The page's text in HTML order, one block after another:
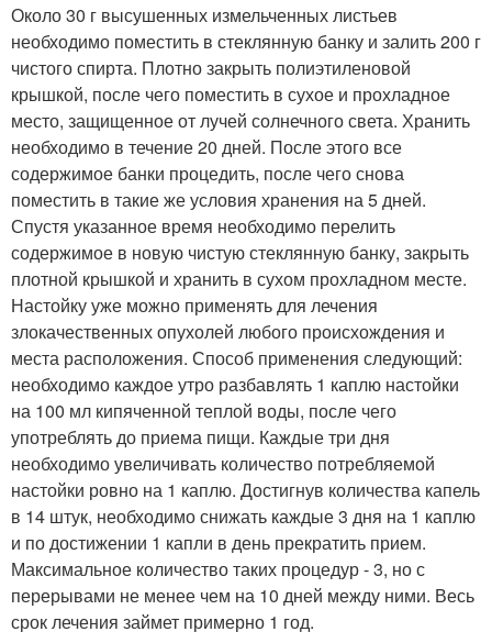
Около 30 г высушенных измельченных листьев
необходимо поместить в стеклянную банку и залить 200 г
чистого спирта. Плотно закрыть полиэтиленовой
крышкой, после чего поместить в сухое и прохладное
место, защищенное от лучей солнечного света. Хранить
необходимо в течение 20 дней. После этого все
содержимое банки процедить, после чего снова
поместить в такие же условия хранения на 5 дней.
Спустя указанное время необходимо перелить
содержимое в новую чистую стеклянную банку, закрыть
плотной крышкой и хранить в сухом прохладном месте.
Настойку уже можно применять для лечения
злокачественных опухолей любого происхождения и
места расположения. Способ применения следующий:
необходимо каждое утро разбавлять 1 каплю настойки
на 100 мл кипяченной теплой воды, после чего
употреблять до приема пищи. Каждые три дня
необходимо увеличивать количество потребляемой
настойки ровно на 1 каплю. Достигнув количества капель
в 14 штук, необходимо снижать каждые 3 дня на 1 каплю
и по достижении 1 капли в день прекратить прием.
Максимальное количество таких процедур - 3, но с
перерывами не менее чем на 10 дней между ними. Весь
срок лечения займет примерно 1 год.